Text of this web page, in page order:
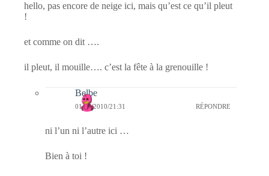
hello, pas encore de neige ici, mais qu’est ce qu’il pleut
!
et comme on dit ….
il pleut, il mouille…. c’est la fête à la grenouille !
Belbe
01/12/2010/21:31 RÉPONDRE
ni l’un ni l’autre ici …
Bien à toi !